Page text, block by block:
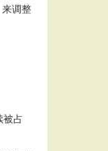
来调整
被占